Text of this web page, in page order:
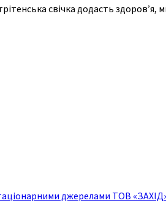
свічка додасть здоров’я,
джерелами ТОВ